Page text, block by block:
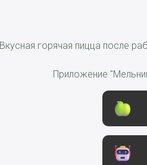
Вкусная горячая пицца после
Приложение